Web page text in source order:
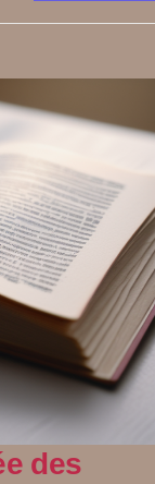
des